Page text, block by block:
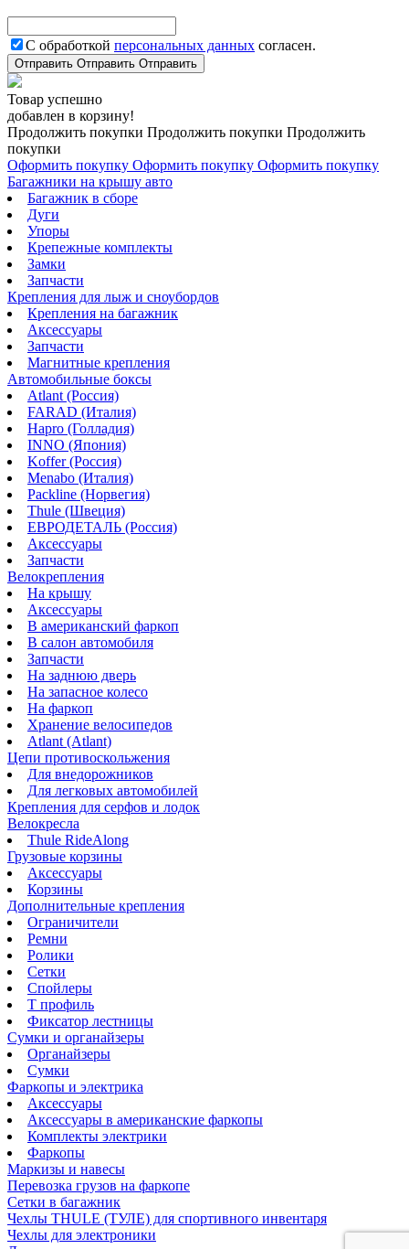
С обработкой персональных данных согласен.
Отправить Отправить Отправить
Товар успешно
добавлен в корзину!
Продолжить покупки Продолжить покупки Продолжить
покупки
Оформить покупку Оформить покупку Оформить покупку
Багажники на крышу авто
Багажник в сборе
Дуги
Упоры
Крепежные комплекты
Замки
Запчасти
Крепления для лыж и сноубордов
Крепления на багажник
Аксессуары
Запчасти
Магнитные крепления
Автомобильные боксы
Atlant (Россия)
FARAD (Италия)
Hapro (Голладия)
INNO (Япония)
Koffer (Россия)
Menabo (Италия)
Packline (Норвегия)
Thule (Швеция)
ЕВРОДЕТАЛЬ (Россия)
Аксессуары
Запчасти
Велокрепления
На крышу
Аксессуары
В американский фаркоп
В салон автомобиля
Запчасти
На заднюю дверь
На запасное колесо
На фаркоп
Хранение велосипедов
Atlant (Atlant)
Цепи противоскольжения
Для внедорожников
Для легковых автомобилей
Крепления для серфов и лодок
Велокресла
Thule RideAlong
Грузовые корзины
Аксессуары
Корзины
Дополнительные крепления
Ограничители
Ремни
Ролики
Сетки
Спойлеры
Т профиль
Фиксатор лестницы
Сумки и органайзеры
Органайзеры
Сумки
Фаркопы и электрика
Аксессуары
Аксессуары в американские фаркопы
Комплекты электрики
Фаркопы
Маркизы и навесы
Перевозка грузов на фаркопе
Сетки в багажник
Чехлы THULE (ТУЛЕ) для спортивного инвентаря
Чехлы для электроники